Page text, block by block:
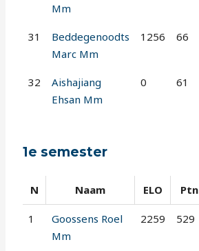
Mm
31
Beddegenoodts
Marc Mm
1256 66
32
Aishajiang
Ehsan Mm
0 61
1e semester
N Naam ELO Ptn
1
Goossens Roel
Mm
2259 529